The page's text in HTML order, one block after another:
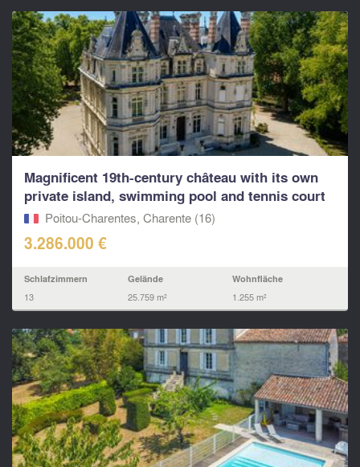
Magnificent 19th-century château with its own
private island, swimming pool and tennis court
Poitou-Charentes, Charente (16)
3.286.000 €
Schlafzimmern
13
Gelände
25.759 m²
Wohnfläche
1.255 m²